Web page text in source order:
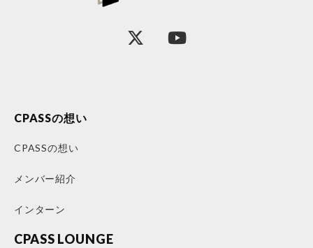
CPASSの想い
CPASSの想い
メンバー紹介
インターン
CPASS LOUNGE